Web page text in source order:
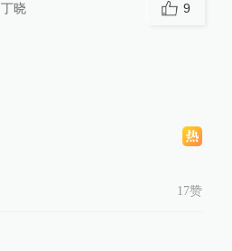
丁晓 9
17赞